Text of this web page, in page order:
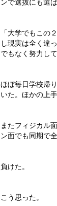
ンで選抜にも選
「大学でもこの
し現実は全く違
でもなく努力して
ほぼ毎日学校帰
いた。ほかの上
またフィジカル
ン面でも同期で
負けた。
こう思った。